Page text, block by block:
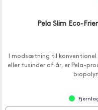
Pela Slim Eco-
I modsætning til konventionel
eller tusinder af år, er Pela-